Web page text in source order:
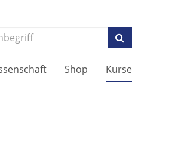
Suchen
Shop Kurse